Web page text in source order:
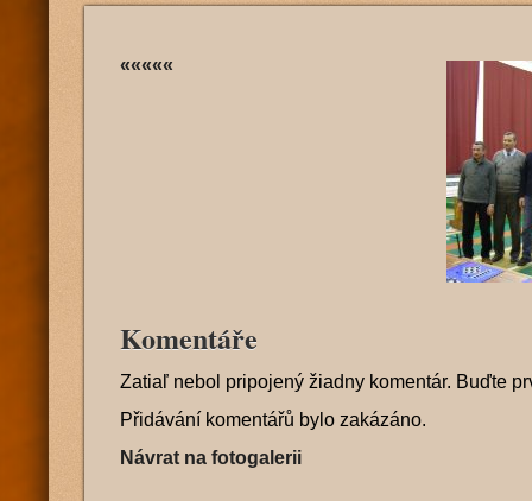
«««««
Komentáře
Zatiaľ nebol pripojený žiadny komentár. Buďte
Přidávání komentářů bylo zakázáno.
Návrat na fotogalerii